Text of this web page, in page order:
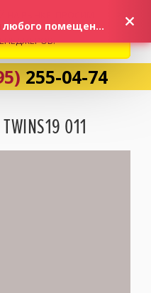
255-04-74
011
НА РЫНКЕ, ПРОСИМ
И НАЛИЧИЕ
«Идеальные обои для любого помещения!»